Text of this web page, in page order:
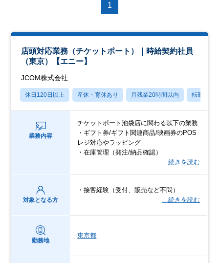
1
店頭対応業務（チケットポート）｜時給契約社員
（東京）【エニー】
JCOM株式会社
休日120日以上 産休・育休あり 月残業20時間以内 転勤なし
業務内容
チケットポート池袋店に関わる以下の業務
・ギフト券/ギフト関連商品/映画券のPOS
レジ対応やラッピング
・在庫管理（発注/納品確認）
…続きを読む
対象となる方
・接客経験（受付、販売など不問）
…続きを読む
勤務地
東京都